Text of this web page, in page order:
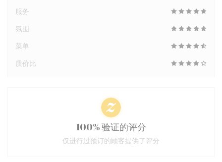
服务
氛围
菜单
质价比
100% 验证的评分
仅进行过预订的顾客提供了评分